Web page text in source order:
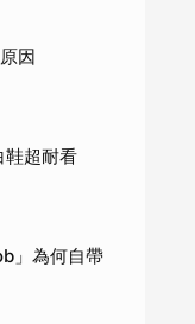
因
鞋超耐看
」為何自帶